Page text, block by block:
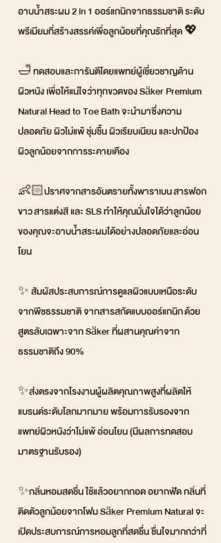
อาบน้ำสระผม 2 in 1 ออร์แกนิกจากธรรมชาติ ระดับ
พรีเมียมที่สร้างสรรค์เพื่อลูกน้อยที่คุณรักที่สุด 💖
🛁 ทดสอบและการันตีโดยแพทย์ผู้เชี่ยวชาญด้าน
ผิวหนัง เพื่อให้แน่ใจว่าทุกขวดของ Säker Premium
Natural Head to Toe Bath จะนำมาซึ่งความ
ปลอดภัย ผิวไม่แพ้ ชุ่มชื้น ผิวเรียบเนียน และปกป้อง
ผิวลูกน้อยจากการระคายเคือง
👶🏻ปราศจากสารอันตรายทั้งพาราเบน สารฟอก
ขาว สารแต่งสี และ SLS ทำให้คุณมั่นใจได้ว่าลูกน้อย
ของคุณจะอาบน้ำสระผมได้อย่างปลอดภัยและอ่อน
โยน
✨ สัมผัสประสบการณ์การดูแลผิวแบบเหนือระดับ
จากพืชธรรมชาติ จากสารสกัดแบบออร์แกนิก ด้วย
สูตรลับเฉพาะจาก Säker ที่ผสานคุณค่าจาก
ธรรมชาติถึง 90%
✨ส่งตรงจากโรงงานผู้ผลิตคุณภาพสูงที่ผลิตให้
แบรนด์ระดับโลกมากมาย พร้อมการรับรองจาก
แพทย์ผิวหนังว่าไม่แพ้ อ่อนโยน (มีผลการทดสอบ
มาตรฐานรับรอง)
✨กลิ่นหอมสดชื่น ใช้แล้วอยากกอด อยากฟัด กลิ่นที่
ติดตัวลูกน้อยจากโฟม Säker Premium Natural จะ
เปิดประสบการณ์การหอมลูกที่สดชื่น ชื่นใจมากกว่าที่